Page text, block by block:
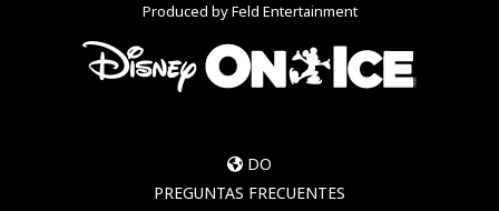
Produced by Feld Entertainment
DO
PREGUNTAS FRECUENTES